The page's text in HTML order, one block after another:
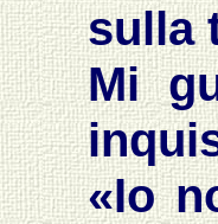
sulla
Mi
«Io